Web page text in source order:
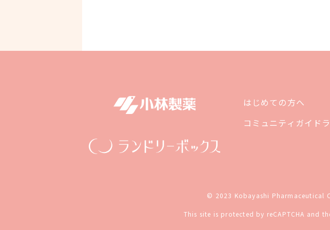
はじめての方へ
コミュニティガイド
© 2023 Kobayashi Pharmaceutical
This site is protected by reCAPTCHA and